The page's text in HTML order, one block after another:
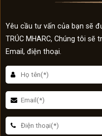
Yêu cầu tư vấn của bạn sẽ
TRÚC MHARC, Chúng tôi
Email, điện thoại.